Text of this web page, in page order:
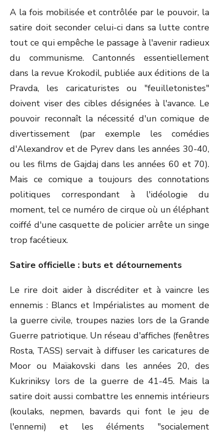
A la fois mobilisée et contrôlée par le pouvoir, la
satire doit seconder celui-ci dans sa lutte contre
tout ce qui empêche le passage à l'avenir radieux
du communisme. Cantonnés essentiellement
dans la revue Krokodil, publiée aux éditions de la
Pravda, les caricaturistes ou "feuilletonistes"
doivent viser des cibles désignées à l'avance. Le
pouvoir reconnaît la nécessité d'un comique de
divertissement (par exemple les comédies
d'Alexandrov et de Pyrev dans les années 30-40,
ou les films de Gajdaj dans les années 60 et 70).
Mais ce comique a toujours des connotations
politiques correspondant à l'idéologie du
moment, tel ce numéro de cirque où un éléphant
coiffé d'une casquette de policier arrête un singe
trop facétieux.
Satire officielle : buts et détournements
Le rire doit aider à discréditer et à vaincre les
ennemis : Blancs et Impérialistes au moment de
la guerre civile, troupes nazies lors de la Grande
Guerre patriotique. Un réseau d'affiches (fenêtres
Rosta, TASS) servait à diffuser les caricatures de
Moor ou Maïakovski dans les années 20, des
Kukriniksy lors de la guerre de 41-45. Mais la
satire doit aussi combattre les ennemis intérieurs
(koulaks, nepmen, bavards qui font le jeu de
l'ennemi) et les éléments "socialement